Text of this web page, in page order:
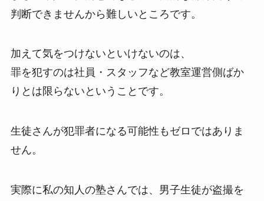
判断できませんから難しいところです。
加えて気をつけないといけないのは、
罪を犯すのは社員・スタッフなど教室運営側ばか
りとは限らないということです。
生徒さんが犯罪者になる可能性もゼロではありま
せん。
実際に私の知人の塾さんでは、男子生徒が盗撮を